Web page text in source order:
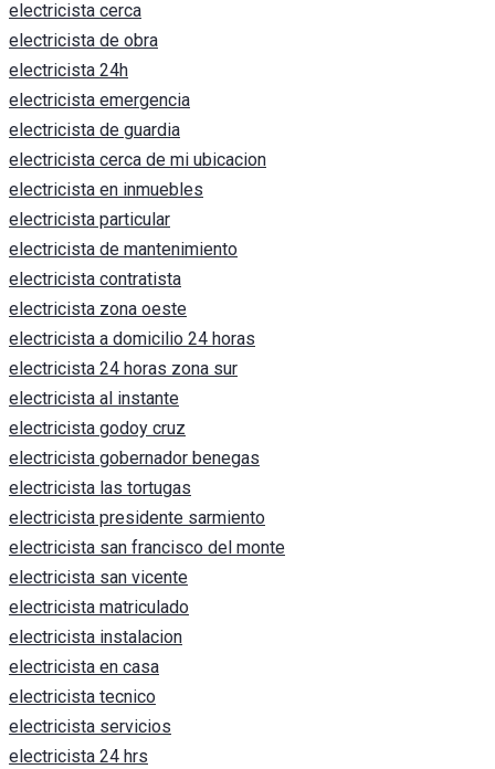
electricista cerca
electricista de obra
electricista 24h
electricista emergencia
electricista de guardia
electricista cerca de mi ubicacion
electricista en inmuebles
electricista particular
electricista de mantenimiento
electricista contratista
electricista zona oeste
electricista a domicilio 24 horas
electricista 24 horas zona sur
electricista al instante
electricista godoy cruz
electricista gobernador benegas
electricista las tortugas
electricista presidente sarmiento
electricista san francisco del monte
electricista san vicente
electricista matriculado
electricista instalacion
electricista en casa
electricista tecnico
electricista servicios
electricista 24 hrs